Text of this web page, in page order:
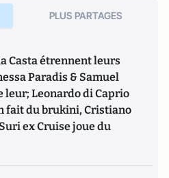
PLUS PARTAGES
Casta étrennent leurs
Paradis & Samuel
Leonardo di Caprio
fait du brukini, Cristiano
ex Cruise joue du